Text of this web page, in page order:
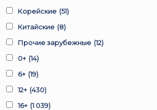
Корейские (51)
Китайские (8)
Прочие зарубежные (12)
0+ (14)
6+ (19)
12+ (430)
16+ (1 039)